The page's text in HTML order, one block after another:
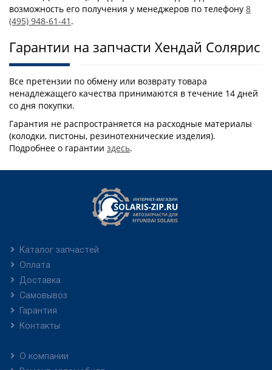
возможность его получения у менеджеров по телефону 8
(495) 948-61-41 .
Гарантии на запчасти Хендай Солярис
Все претензии по обмену или возврату товара
ненадлежащего качества принимаются в течение 14 дней
со дня покупки.
Гарантия не распространяется на расходные материалы
(колодки, пистоны, резинотехнические изделия).
Подробнее о гарантии здесь.
Каталог запчастей
Оплата
Доставка
Самовывоз
Гарантия
Контакты
О компании